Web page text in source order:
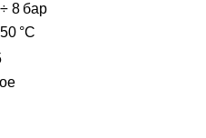
÷ 8 бар
50 °C